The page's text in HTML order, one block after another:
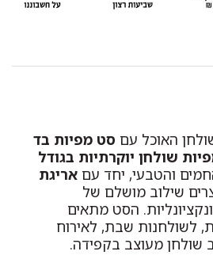
האוכל עם סט מפיות בד
שולחן יוקרתיות בגודל
והטבעי, יחד עם אריגת
שילוב מושלם של
הסט מתאים
לשולחנות שבת, לאירוח
שולחן מעוצב בקפידה.